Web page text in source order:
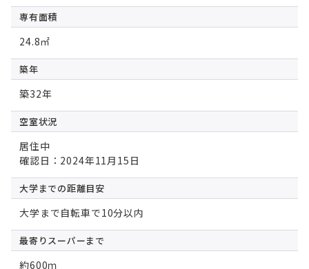
専有面積
24.8㎡
築年
築32年
空室状況
居住中
確認日：2024年11月15日
大学までの距離目安
大学まで自転車で10分以内
最寄りスーパーまで
約600ｍ